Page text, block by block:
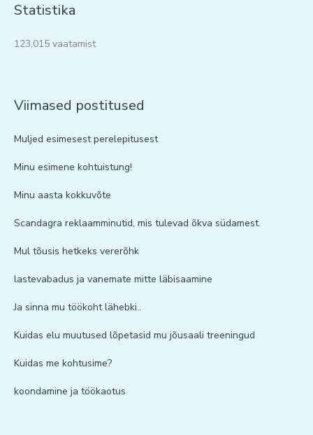
Statistika
123,015 vaatamist
Viimased postitused
Muljed esimesest perelepitusest
Minu esimene kohtuistung!
Minu aasta kokkuvõte
Scandagra reklaamminutid, mis tulevad õkva südamest.
Mul tõusis hetkeks vererõhk
lastevabadus ja vanemate mitte läbisaamine
Ja sinna mu töökoht lähebki..
Kuidas elu muutused lõpetasid mu jõusaali treeningud
Kuidas me kohtusime?
koondamine ja töökaotus